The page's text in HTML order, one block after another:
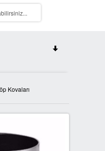
KUTULARI
Kovaları